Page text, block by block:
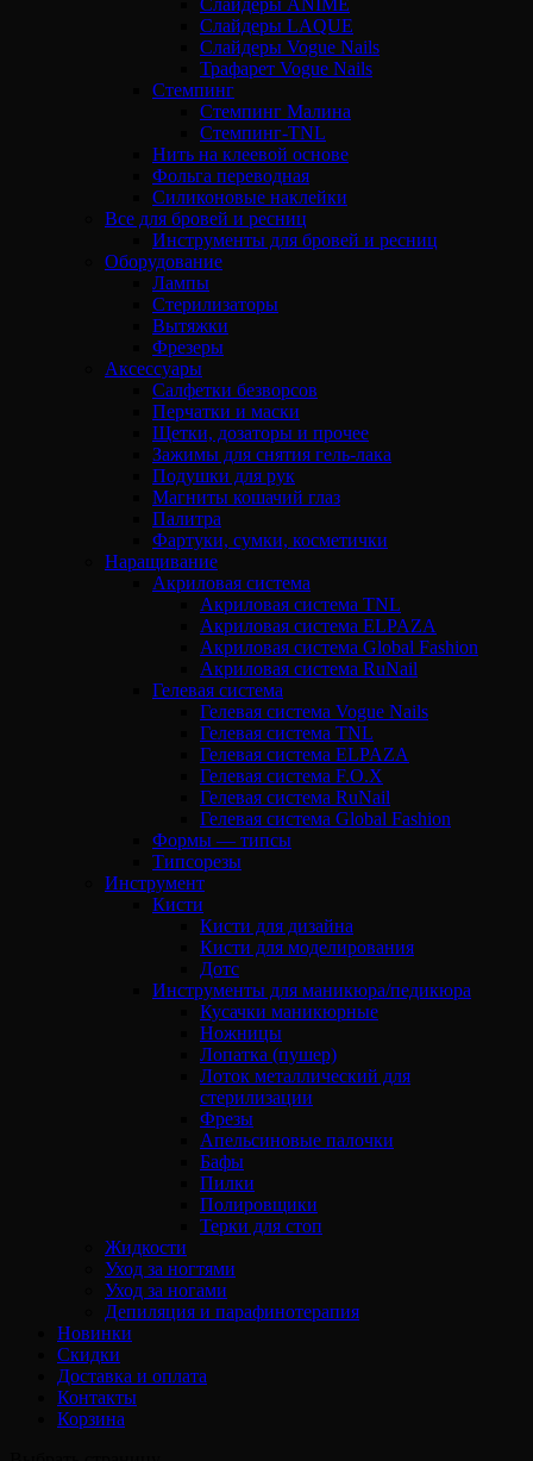
Слайдеры ANIME
Слайдеры LAQUE
Слайдеры Vogue Nails
Трафарет Vogue Nails
Стемпинг
Стемпинг Малина
Стемпинг-TNL
Нить на клеевой основе
Фольга переводная
Силиконовые наклейки
Все для бровей и ресниц
Инструменты для бровей и ресниц
Оборудование
Лампы
Стерилизаторы
Вытяжки
Фрезеры
Аксессуары
Салфетки безворсов
Перчатки и маски
Щетки, дозаторы и прочее
Зажимы для снятия гель-лака
Подушки для рук
Магниты кошачий глаз
Палитра
Фартуки, сумки, косметички
Наращивание
Акриловая система
Акриловая система TNL
Акриловая система ELPAZA
Акриловая система Global Fashion
Акриловая система RuNail
Гелевая система
Гелевая система Vogue Nails
Гелевая система TNL
Гелевая система ELPAZA
Гелевая система F.O.X
Гелевая система RuNail
Гелевая система Global Fashion
Формы — типсы
Типсорезы
Инструмент
Кисти
Кисти для дизайна
Кисти для моделирования
Дотс
Инструменты для маникюра/педикюра
Кусачки маникюрные
Ножницы
Лопатка (пушер)
Лоток металлический для
стерилизации
Фрезы
Апельсиновые палочки
Бафы
Пилки
Полировщики
Терки для стоп
Жидкости
Уход за ногтями
Уход за ногами
Депиляция и парафинотерапия
Новинки
Скидки
Доставка и оплата
Контакты
Корзина